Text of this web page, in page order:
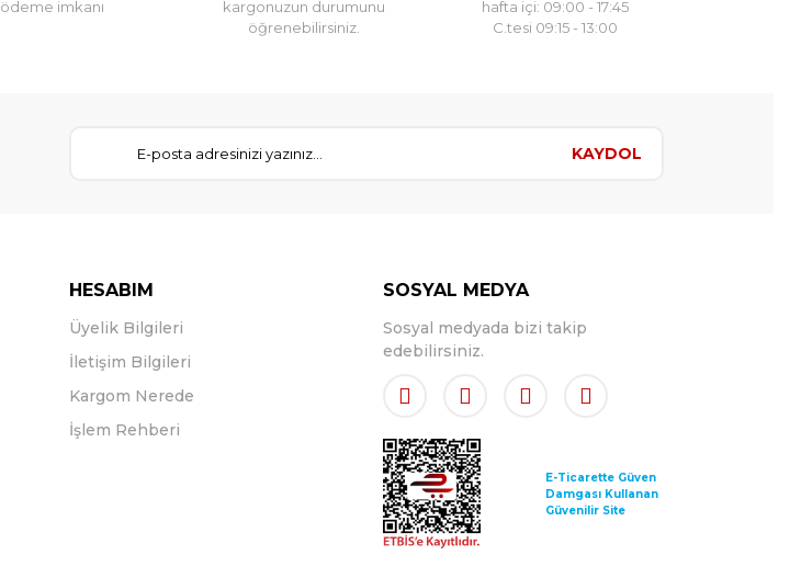
ödeme imkanı
kargonuzun durumunu
öğrenebilirsiniz.
hafta içi: 09:00 - 17:45
C.tesi 09:15 - 13:00
KAYDOL
HESABIM
Üyelik Bilgileri
İletişim Bilgileri
Kargom Nerede
İşlem Rehberi
SOSYAL MEDYA
Sosyal medyada bizi takip
edebilirsiniz.
E-Ticarette Güven
Damgası Kullanan
Güvenilir Site